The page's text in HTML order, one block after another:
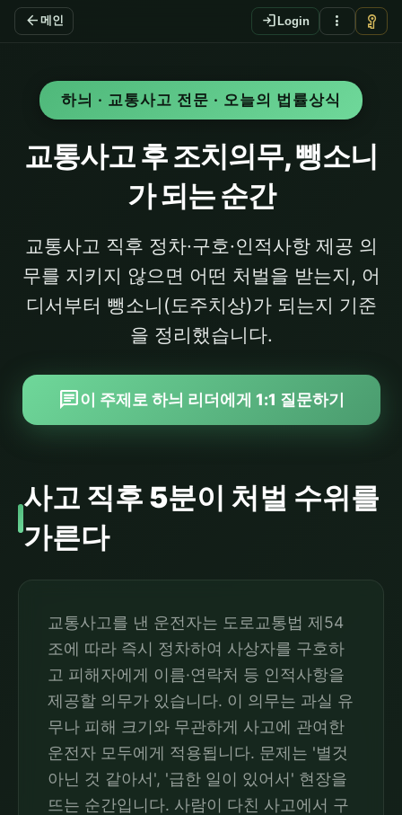
arrow_back 메인 login Login more_vert vpn_key
하늬 · 교통사고 전문 · 오늘의 법률상식
교통사고 후 조치의무, 뺑소니
가 되는 순간
교통사고 직후 정차·구호·인적사항 제공 의
무를 지키지 않으면 어떤 처벌을 받는지, 어
디서부터 뺑소니(도주치상)가 되는지 기준
을 정리했습니다.
chat이 주제로 하늬 리더에게 1:1 질문하기
사고 직후 5분이 처벌 수위를
가른다
교통사고를 낸 운전자는 도로교통법 제54
조에 따라 즉시 정차하여 사상자를 구호하
고 피해자에게 이름·연락처 등 인적사항을
제공할 의무가 있습니다. 이 의무는 과실 유
무나 피해 크기와 무관하게 사고에 관여한
운전자 모두에게 적용됩니다. 문제는 '별것
아닌 것 같아서', '급한 일이 있어서' 현장을
뜨는 순간입니다. 사람이 다친 사고에서 구